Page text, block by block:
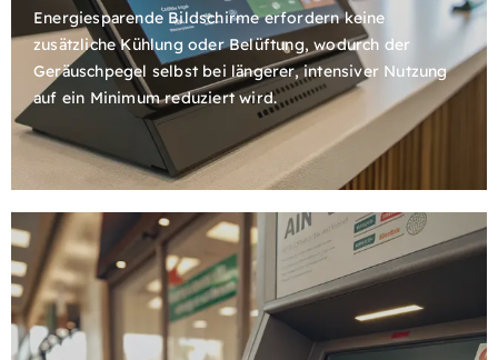
Energiesparende Bildschirme erfordern keine
zusätzliche Kühlung oder Belüftung, wodurch der
Geräuschpegel selbst bei längerer, intensiver Nutzung
auf ein Minimum reduziert wird.